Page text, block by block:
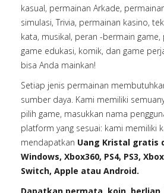
kasual, permainan Arkade,
simulasi, Trivia, permainan kasino,
kata, musikal, peran -bermain
game edukasi, komik, dan game
bisa Anda mainkan!
Setiap jenis permainan
sumber daya. Kami memiliki
pilih game, masukkan nama
platform yang sesuai: kami memiliki
mendapatkan Uang Kristal gratis
Windows, Xbox360, PS4, PS3,
Switch, Apple atau Android.
Dapatkan permata, koin,